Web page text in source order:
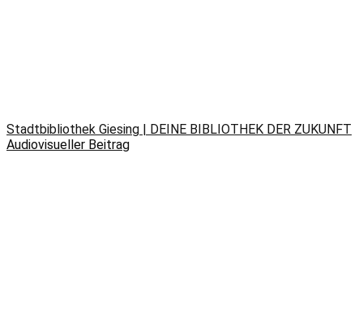
Stadtbibliothek Giesing | DEINE BIBLIOTHEK DER ZUKUNFT
Audiovisueller Beitrag